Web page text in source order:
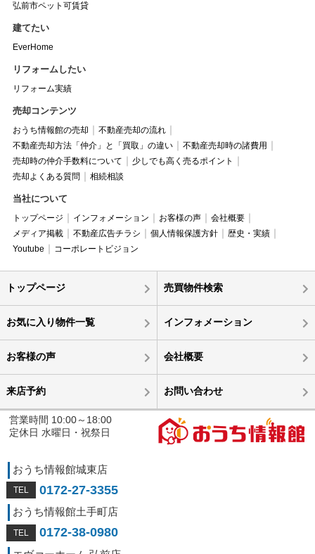
弘前市ペット可賃貸
建てたい
EverHome
リフォームしたい
リフォーム実績
売却コンテンツ
おうち情報館の売却
不動産売却の流れ
不動産売却方法「仲介」と「買取」の違い
不動産売却時の諸費用
売却時の仲介手数料について
少しでも高く売るポイント
売却よくある質問
相続相談
当社について
トップページ インフォメーション お客様の声
会社概要
メディア掲載
不動産広告チラシ 個人情報保護方針
歴史・実績
Youtube
コーポレートビジョン
トップページ 売買物件検索
お気に入り物件一覧 インフォメーション
お客様の声 会社概要
来店予約 お問い合わせ
営業時間 10:00～18:00
定休日 水曜日・祝祭日
おうち情報館城東店
0172-27-3355
おうち情報館土手町店
0172-38-0980